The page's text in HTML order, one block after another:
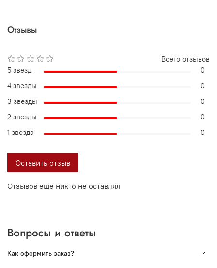
Отзывы
Отзывов еще никто не оставлял
Всего отзывов
5 звезд
0
4 звезды
0
3 звезды
0
2 звезды
0
1 звезда
0
Оставить отзыв
Вопросы и ответы
Как оформить заказ?